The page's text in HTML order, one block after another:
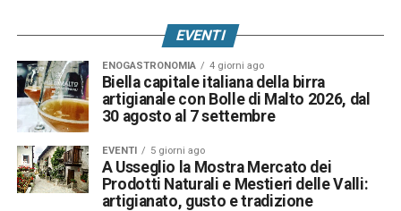
EVENTI
ENOGASTRONOMIA 4 giorni ago
Biella capitale italiana della birra
artigianale con Bolle di Malto 2026, dal
30 agosto al 7 settembre
EVENTI 5 giorni ago
A Usseglio la Mostra Mercato dei
Prodotti Naturali e Mestieri delle Valli:
artigianato, gusto e tradizione